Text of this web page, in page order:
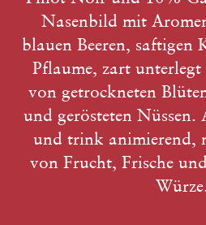
Nasenbild mit
blauen Beeren, saftigen
Pflaume, zart
von getrockneten
und gerösteten Nüssen.
und trink animierend,
von Frucht, Frische